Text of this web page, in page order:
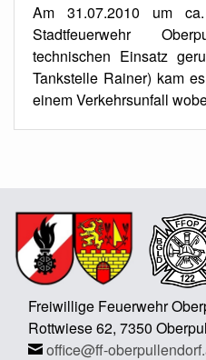
Am 31.07.2010 um
Stadtfeuerwehr
technischen Einsatz
Tankstelle Rainer) kam
einem Verkehrsunfall
Freiwillige Feuerwehr
Rottwiese 62, 7350
office@ff-